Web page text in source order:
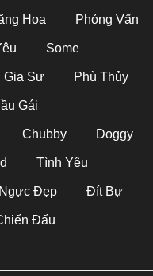
Hoa Phỏng Vấn
Some
Gia Sư Phù Thủy
Gái
Chubby Doggy
Tình Yêu
Ngực Đẹp Đít Bự
Đấu